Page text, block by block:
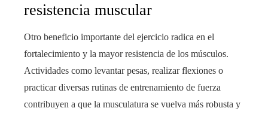
resistencia muscular
Otro beneficio importante del ejercicio radica en el
fortalecimiento y la mayor resistencia de los músculos.
Actividades como levantar pesas, realizar flexiones o
practicar diversas rutinas de entrenamiento de fuerza
contribuyen a que la musculatura se vuelva más robusta y